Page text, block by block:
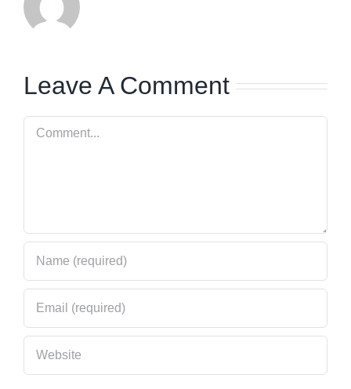
Leave A Comment
Comment